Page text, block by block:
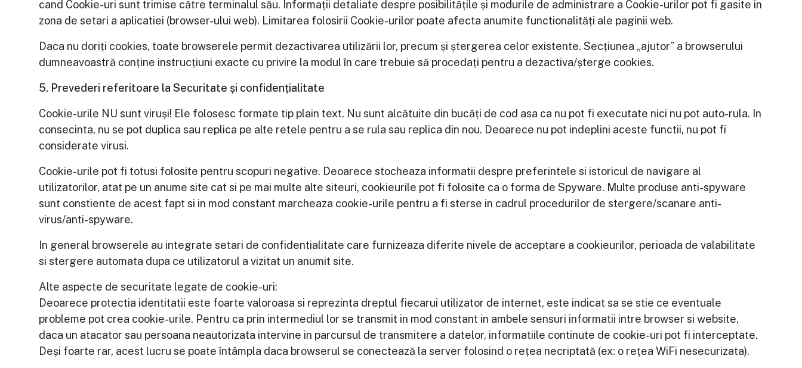
cand Cookie-uri sunt trimise către terminalul său. Informații detaliate despre posibilitățile și modurile de administrare a Cookie-urilor pot fi gasite in
zona de setari a aplicatiei (browser-ului web). Limitarea folosirii Cookie-urilor poate afecta anumite functionalități ale paginii web.
Daca nu doriți cookies, toate browserele permit dezactivarea utilizării lor, precum și ștergerea celor existente. Secțiunea „ajutor” a browserului
dumneavoastră conține instrucțiuni exacte cu privire la modul în care trebuie să procedați pentru a dezactiva/șterge cookies.
5. Prevederi referitoare la Securitate și confidențialitate
Cookie-urile NU sunt viruși! Ele folosesc formate tip plain text. Nu sunt alcătuite din bucăți de cod asa ca nu pot fi executate nici nu pot auto-rula. In
consecinta, nu se pot duplica sau replica pe alte retele pentru a se rula sau replica din nou. Deoarece nu pot indeplini aceste functii, nu pot fi
considerate virusi.
Cookie-urile pot fi totusi folosite pentru scopuri negative. Deoarece stocheaza informatii despre preferintele si istoricul de navigare al
utilizatorilor, atat pe un anume site cat si pe mai multe alte siteuri, cookieurile pot fi folosite ca o forma de Spyware. Multe produse anti-spyware
sunt constiente de acest fapt si in mod constant marcheaza cookie-urile pentru a fi sterse in cadrul procedurilor de stergere/scanare anti-
virus/anti-spyware.
In general browserele au integrate setari de confidentialitate care furnizeaza diferite nivele de acceptare a cookieurilor, perioada de valabilitate
si stergere automata dupa ce utilizatorul a vizitat un anumit site.
Alte aspecte de securitate legate de cookie-uri:
Deoarece protectia identitatii este foarte valoroasa si reprezinta dreptul fiecarui utilizator de internet, este indicat sa se stie ce eventuale
probleme pot crea cookie-urile. Pentru ca prin intermediul lor se transmit in mod constant in ambele sensuri informatii intre browser si website,
daca un atacator sau persoana neautorizata intervine in parcursul de transmitere a datelor, informatiile continute de cookie-uri pot fi interceptate.
Deși foarte rar, acest lucru se poate întâmpla daca browserul se conectează la server folosind o rețea necriptată (ex: o rețea WiFi nesecurizata).